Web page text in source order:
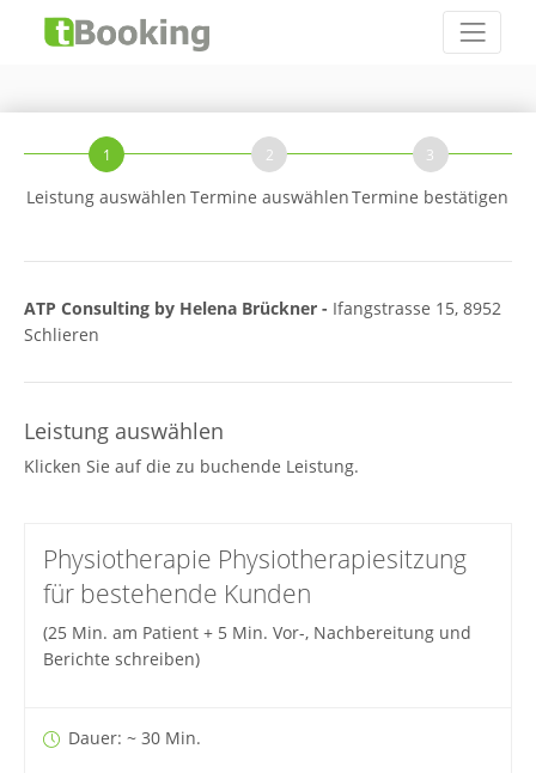
1
Leistung auswählen
2
Termine auswählen
3
Termine bestätigen
ATP Consulting by Helena Brückner - Ifangstrasse 15, 8952
Schlieren
Leistung auswählen
Klicken Sie auf die zu buchende Leistung.
Physiotherapie Physiotherapiesitzung
für bestehende Kunden
(25 Min. am Patient + 5 Min. Vor-, Nachbereitung und
Berichte schreiben)
Dauer: ~ 30 Min.